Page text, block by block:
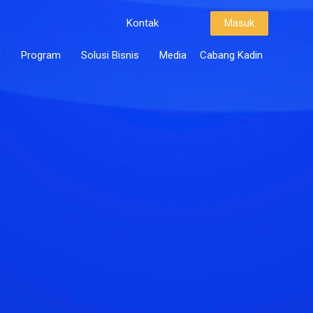
Kontak Masuk
Program Solusi Bisnis Media Cabang Kadin